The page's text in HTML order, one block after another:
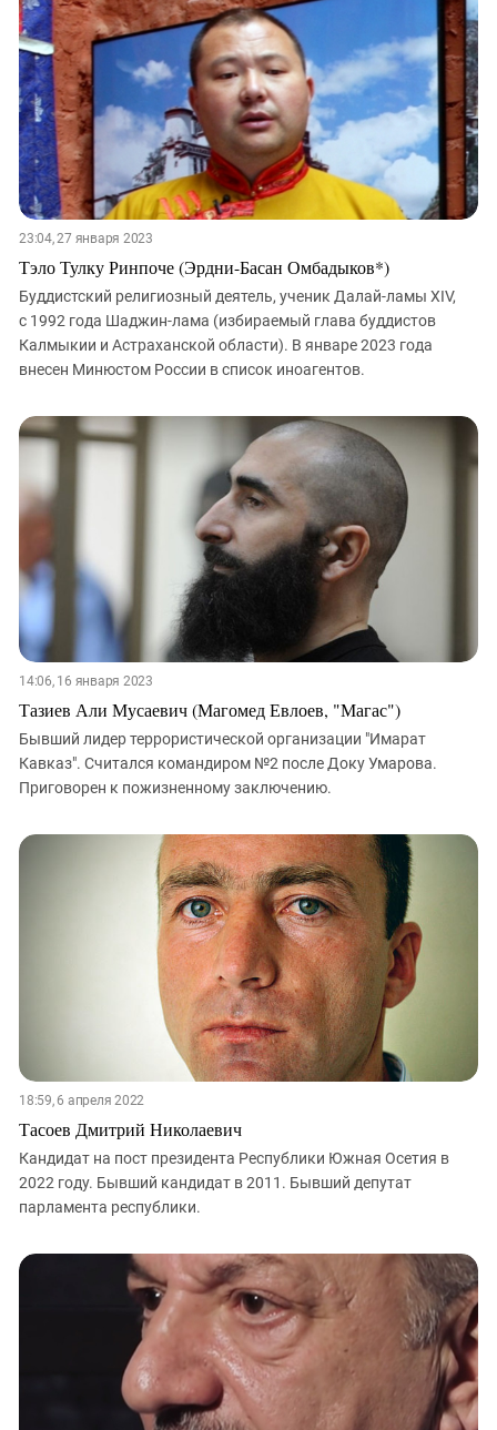
23:04, 27 января 2023
Тэло Тулку Ринпоче (Эрдни-Басан Омбадыков*)
Буддистский религиозный деятель, ученик Далай-ламы XIV,
с 1992 года Шаджин-лама (избираемый глава буддистов
Калмыкии и Астраханской области). В январе 2023 года
внесен Минюстом России в список иноагентов.
14:06, 16 января 2023
Тазиев Али Мусаевич (Магомед Евлоев, "Магас")
Бывший лидер террористической организации "Имарат
Кавказ". Считался командиром №2 после Доку Умарова.
Приговорен к пожизненному заключению.
18:59, 6 апреля 2022
Тасоев Дмитрий Николаевич
Кандидат на пост президента Республики Южная Осетия в
2022 году. Бывший кандидат в 2011. Бывший депутат
парламента республики.